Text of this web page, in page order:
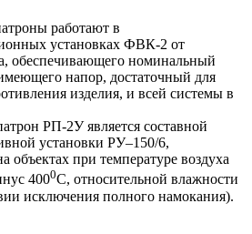
работают в
установках ФВК-2 от
обеспечивающего номинальный
напор, достаточный для
изделия, и всей системы в
РП-2У является составной
установки РУ–150/6,
объектах при температуре воздуха
4000С, относительной влажности
исключения полного намокания).